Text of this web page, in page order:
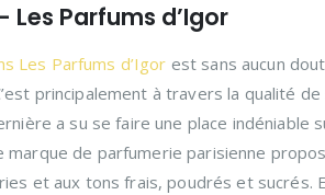
Les Parfums d’Igor
Les Parfums d’Igor est sans aucun
principalement à travers la qualité
a su se faire une place indéniable
marque de parfumerie parisienne
et aux tons frais, poudrés et sucrés.